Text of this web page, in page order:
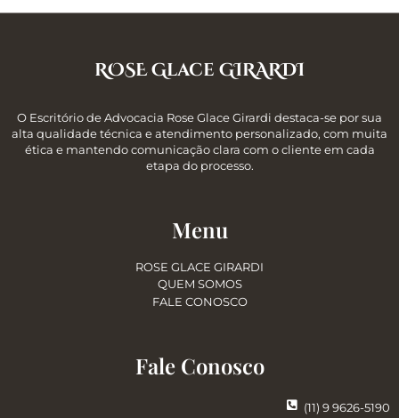
ROSE Glace GIRARDI
O Escritório de Advocacia Rose Glace Girardi destaca-se por sua
alta qualidade técnica e atendimento personalizado, com muita
ética e mantendo comunicação clara com o cliente em cada
etapa do processo.
Menu
ROSE GLACE GIRARDI
QUEM SOMOS
FALE CONOSCO
Fale Conosco
(11) 9 9626-5190